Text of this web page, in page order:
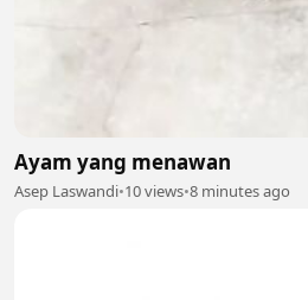
Ayam yang menawan
Asep Laswandi•10 views•8 minutes ago